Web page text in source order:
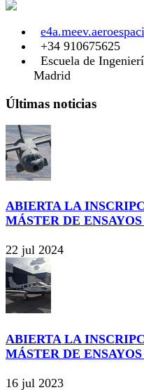
+34 910675625
Escuela de
Madrid
Últimas noticias
ABIERTA LA
MÁSTER DE
22 jul 2024
ABIERTA LA
MÁSTER DE
16 jul 2023